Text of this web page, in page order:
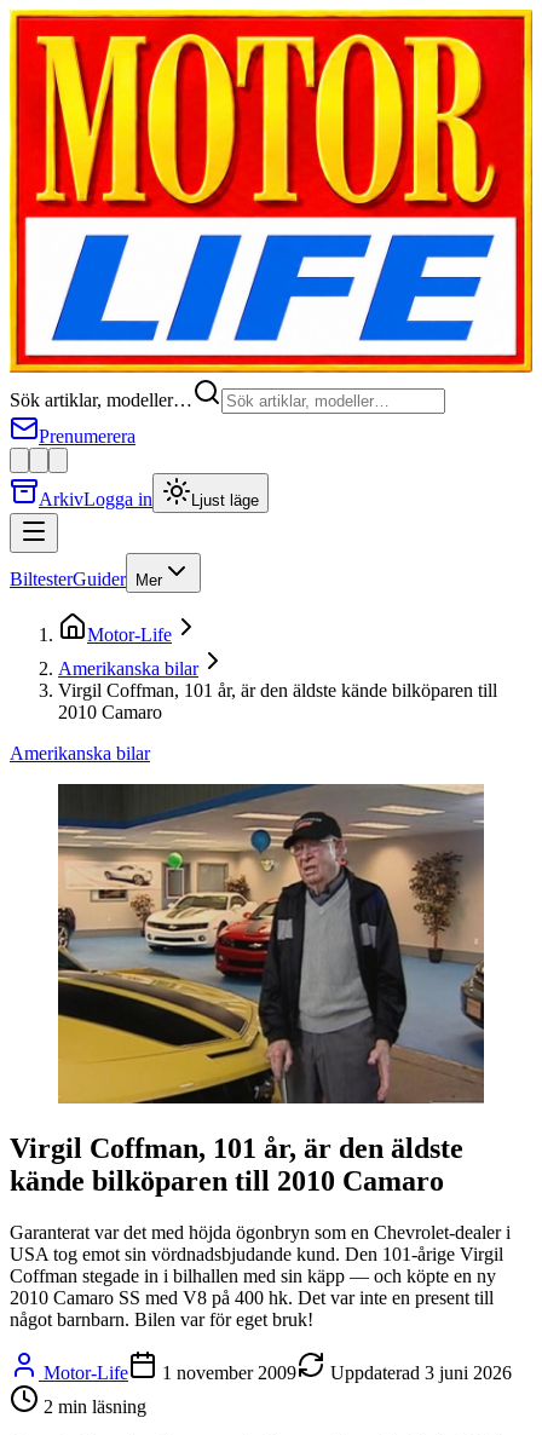
Sök artiklar, modeller…
Prenumerera
ArkivLogga in Ljust läge
BiltesterGuider Mer
Motor-Life
Amerikanska bilar
Virgil Coffman, 101 år, är den äldste kände bilköparen till
2010 Camaro
Amerikanska bilar
Virgil Coffman, 101 år, är den äldste
kände bilköparen till 2010 Camaro
Garanterat var det med höjda ögonbryn som en Chevrolet-dealer i
USA tog emot sin vördnadsbjudande kund. Den 101-årige Virgil
Coffman stegade in i bilhallen med sin käpp — och köpte en ny
2010 Camaro SS med V8 på 400 hk. Det var inte en present till
något barnbarn. Bilen var för eget bruk!
Motor-Life 1 november 2009 Uppdaterad 3 juni 2026
2 min läsning